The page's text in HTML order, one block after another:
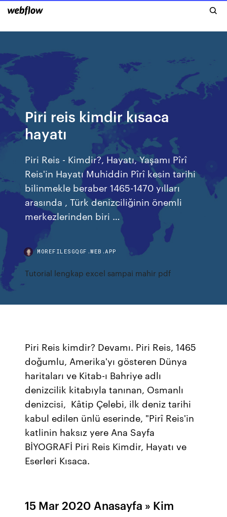
Piri reis kimdir kısaca
hayatı
Piri Reis - Kimdir?, Hayatı, Yaşamı Pîrî
Reis'in Hayatı Muhiddin Pîrî kesin tarihi
bilinmekle beraber 1465-1470 yılları
arasında , Türk denizciliğinin önemli
merkezlerinden biri …
MOREFILESGQGF.WEB.APP
Tutorial lengkap excel sampai mahir pdf
Piri Reis kimdir? Devamı. Piri Reis, 1465
doğumlu, Amerika'yı gösteren Dünya
haritaları ve Kitab-ı Bahriye adlı
denizcilik kitabıyla tanınan, Osmanlı
denizcisi, Kâtip Çelebi, ilk deniz tarihi
kabul edilen ünlü eserinde, "Pirî Reis'in
katlinin haksız yere Ana Sayfa
BİYOGRAFİ Piri Reis Kimdir, Hayatı ve
Eserleri Kısaca.
15 Mar 2020 Anasayfa » Kim